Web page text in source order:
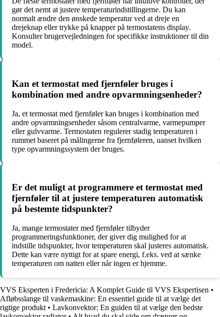
gør det nemt at justere temperaturindstillingerne. Du kan
normalt ændre den ønskede temperatur ved at dreje en
drejeknap eller trykke på knapper på termostatens display.
Konsulter brugervejledningen for specifikke instruktioner til din
model.
Kan et termostat med fjernføler bruges i
kombination med andre opvarmningsenheder?
Ja, et termostat med fjernføler kan bruges i kombination med
andre opvarmningsenheder såsom centralvarme, varmepumper
eller gulvvarme. Termostaten regulerer stadig temperaturen i
rummet baseret på målingerne fra fjernføleren, uanset hvilken
type opvarmningssystem der bruges.
Er det muligt at programmere et termostat med
fjernføler til at justere temperaturen automatisk
på bestemte tidspunkter?
Ja, mange termostater med fjernføler tilbyder
programmeringsfunktioner, der giver dig mulighed for at
indstille tidspunkter, hvor temperaturen skal justeres automatisk.
Dette kan være nyttigt for at spare energi, f.eks. ved at sænke
temperaturen om natten eller når ingen er hjemme.
VVS Eksperten i Fredericia: A Komplet Guide til VVS Ekspertisen •
Afløbsslange til vaskemaskine: En essentiel guide til at vælge det
rigtige produkt • Lavkonvektor: En guiden til at vælge den bedste